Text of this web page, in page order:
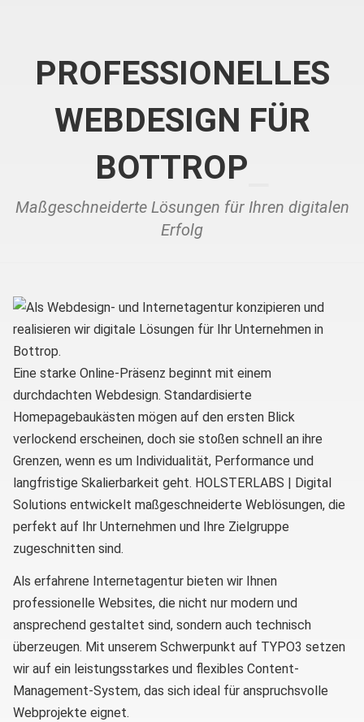
PROFESSIONELLES
WEBDESIGN FÜR
BOTTROP
Maßgeschneiderte Lösungen für Ihren digitalen
Erfolg
Eine starke Online-Präsenz beginnt mit einem
durchdachten Webdesign. Standardisierte
Homepagebaukästen mögen auf den ersten Blick
verlockend erscheinen, doch sie stoßen schnell an ihre
Grenzen, wenn es um Individualität, Performance und
langfristige Skalierbarkeit geht. HOLSTERLABS | Digital
Solutions entwickelt maßgeschneiderte Weblösungen, die
perfekt auf Ihr Unternehmen und Ihre Zielgruppe
zugeschnitten sind.
Als erfahrene Internetagentur bieten wir Ihnen
professionelle Websites, die nicht nur modern und
ansprechend gestaltet sind, sondern auch technisch
überzeugen. Mit unserem Schwerpunkt auf TYPO3 setzen
wir auf ein leistungsstarkes und flexibles Content-
Management-System, das sich ideal für anspruchsvolle
Webprojekte eignet.